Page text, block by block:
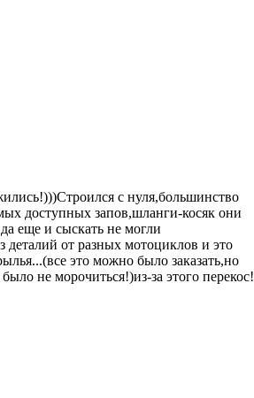
с нуля,большинство
доступных запов,шланги-косяк они
еще и сыскать не могли
деталий от разных мотоциклов и это
это можно было заказать,но
не морочиться!)из-за этого перекос!